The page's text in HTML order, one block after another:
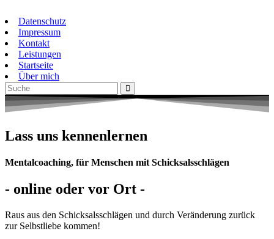
Inhalt
springen
Datenschutz
Impressum
Kontakt
Leistungen
Startseite
Über mich
Lass uns kennenlernen
Mentalcoaching, für Menschen mit Schicksalsschlägen
- online oder vor Ort -
Raus aus den Schicksalsschlägen und durch Veränderung zurück
zur Selbstliebe kommen!